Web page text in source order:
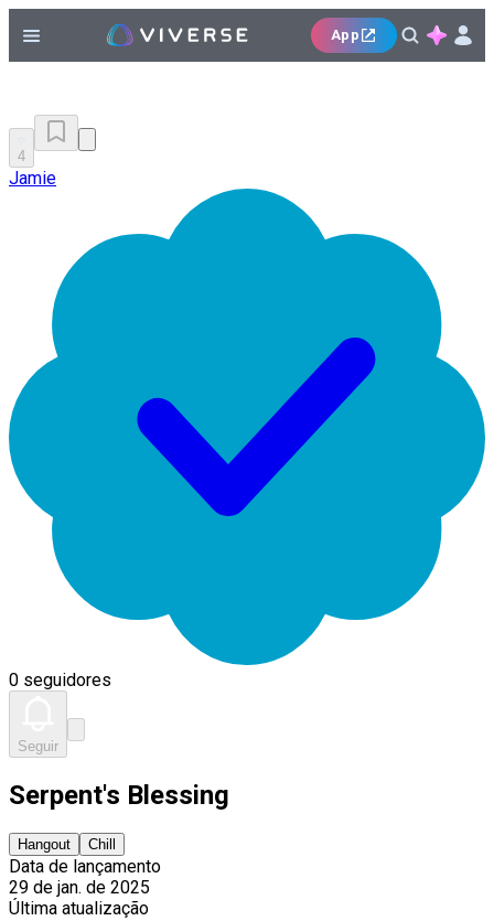
App
4
Jamie
0 seguidores
Seguir
Serpent's Blessing
Hangout Chill
Data de lançamento
29 de jan. de 2025
Última atualização